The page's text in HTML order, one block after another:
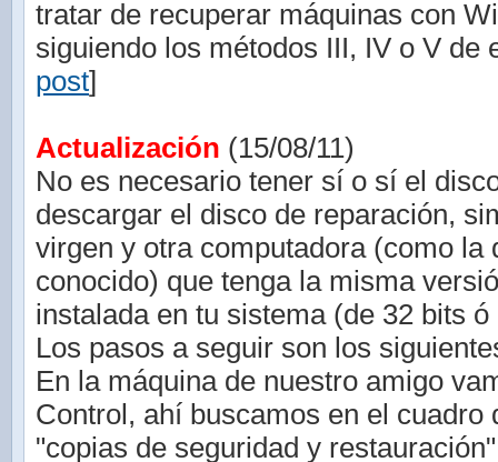
tratar de recuperar máquinas con
siguiendo los métodos III, IV o V de
post]
Actualización (15/08/11)
No es necesario tener sí o sí el
descargar el disco de reparación,
virgen y otra computadora (como la
conocido) que tenga la misma
instalada en tu sistema (de 32 bits ó
Los pasos a seguir son los
En la máquina de nuestro amigo
Control, ahí buscamos en el cuadro
"copias de seguridad y